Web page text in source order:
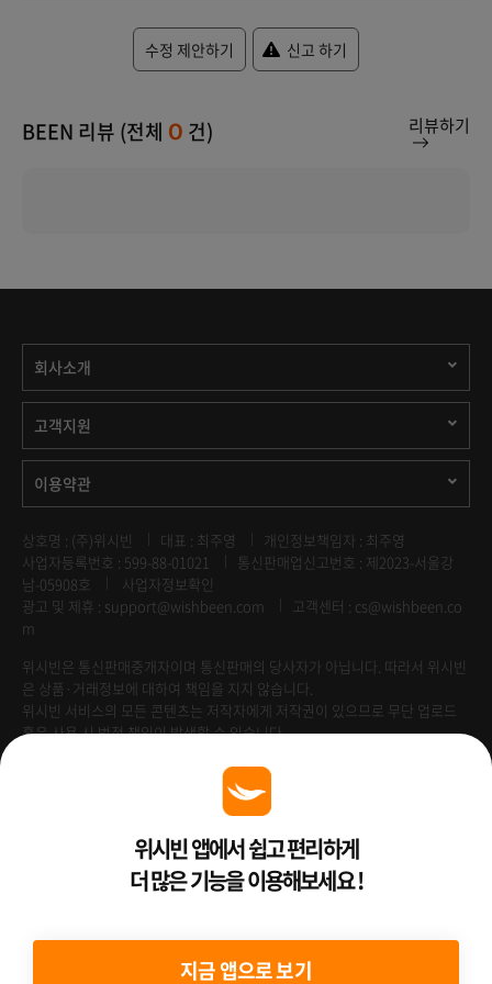
수정 제안하기 신고 하기
BEEN 리뷰 (전체 0 건) 리뷰하기
회사소개
고객지원
이용약관
상호명 : (주)위시빈 대표 : 최주영
개인정보책임자 : 최주영
사업자등록번호 : 599-88-01021
통신판매업신고번호 : 제2023-서울강
남-05908호
사업자정보확인
광고 및 제휴 : support@wishbeen.com
고객센터 : cs@wishbeen.co
m
위시빈은 통신판매중개자이며 통신판매의 당사자가 아닙니다. 따라서 위시빈
은 상품·거래정보에 대하여 책임을 지지 않습니다.
위시빈 서비스의 모든 콘텐츠는 저작자에게 저작권이 있으므로 무단 업로드
혹은 사용 시 법적 책임이 발생할 수 있습니다.
Venture Enterprise위시빈 앱에서 쉽고 편리하게
더 많은 기능을 이용해보세요 !
지금 앱으로 보기